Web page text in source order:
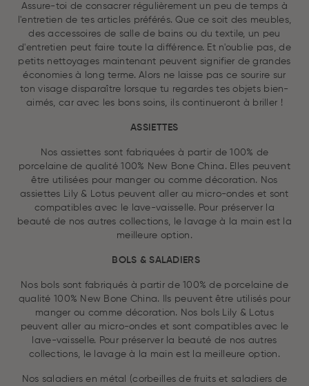
Assure-toi de consacrer régulièrement un peu de temps à
l'entretien de tes articles préférés. Que ce soit des meubles,
des accessoires de salle de bains ou du textile, un peu
d'entretien peut faire toute la différence. Et n'oublie pas, de
petits nettoyages maintenant peuvent signifier de grandes
économies à long terme. Alors ne laisse pas ce sourire sur
ton visage disparaître lorsque tu regardes tes objets bien-
aimés, car avec les bons soins, ils continueront à briller !
ASSIETTES
Nos assiettes sont fabriquées à partir de 100% de
porcelaine de qualité 100% New Bone China. Elles peuvent
être utilisées pour manger ou comme décoration. Nos
assiettes Lily & Lotus peuvent aller au micro-ondes et sont
compatibles avec le lave-vaisselle. Pour préserver la
beauté de nos autres collections, le lavage à la main est la
meilleure option.
BOLS & SALADIERS
Nos bols sont fabriqués à partir de 100% de porcelaine de
qualité 100% New Bone China. Ils peuvent être utilisés pour
manger ou comme décoration. Nos bols Lily & Lotus
peuvent aller au micro-ondes et sont compatibles avec le
lave-vaisselle. Pour préserver la beauté de nos autres
collections, le lavage à la main est la meilleure option.
Nos saladiers en métal (corbeilles de fruits et saladiers de